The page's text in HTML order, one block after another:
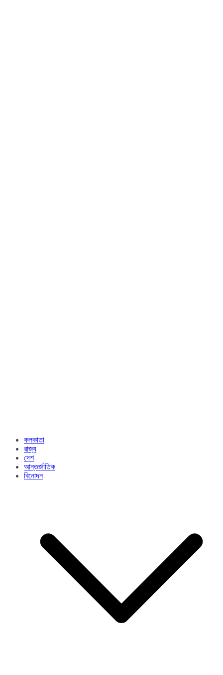
কলকাতা
রাজ্য​
দেশ
আন্তর্জাতিক
বিনোদন